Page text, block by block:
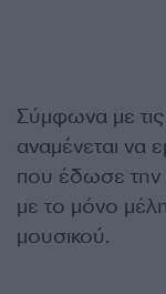
Σύμφωνα με
αναμένεται να
που έδωσε την
με το μόνο
μουσικού.